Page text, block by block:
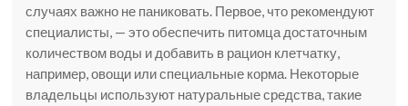
случаях важно не паниковать. Первое, что рекомендуют
специалисты, — это обеспечить питомца достаточным
количеством воды и добавить в рацион клетчатку,
например, овощи или специальные корма. Некоторые
владельцы используют натуральные средства, такие